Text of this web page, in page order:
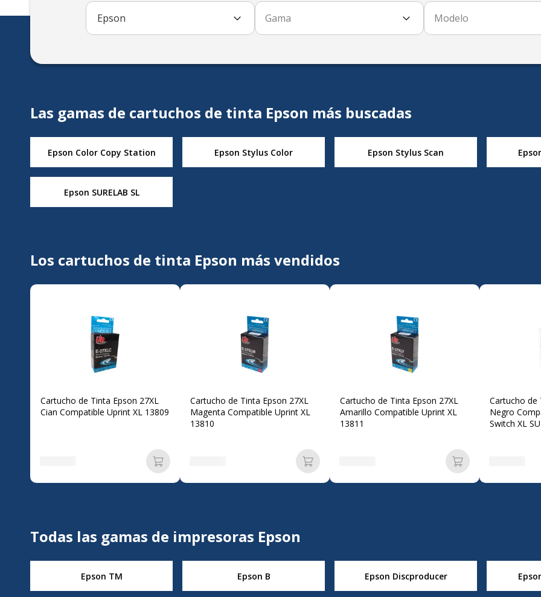
Epson Gama Modelo
Las gamas de cartuchos de tinta Epson más buscadas
Epson Color Copy Station Epson Stylus Color Epson Stylus Scan
Epson SURELAB SL
Los cartuchos de tinta Epson más vendidos
Cartucho de Tinta Epson 27XL
Cian Compatible Uprint XL 13809
Añadir a la cesta
Cartucho de Tinta Epson 27XL
Magenta Compatible Uprint XL
13810
Añadir a la cesta
Cartucho de Tinta Epson 27XL
Amarillo Compatible Uprint XL
13811
Añadir a la cesta
Cartucho de
Negro
Switch XL
Todas las gamas de impresoras Epson
Epson TM Epson B Epson Discproducer